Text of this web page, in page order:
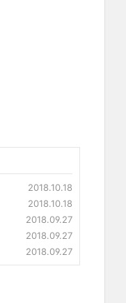
2018.10.18
2018.10.18
2018.09.27
2018.09.27
2018.09.27